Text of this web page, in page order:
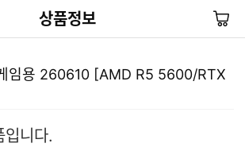
상품정보
장
바
임용 260610 [AMD R5 5600/RTX
입니다.